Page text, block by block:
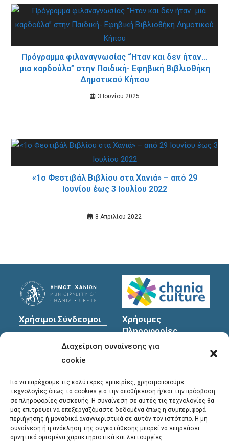
Διαχείριση συναίνεσης για
cookie
Για να παρέχουμε τις καλύτερες εμπειρίες, χρησιμοποιούμε
τεχνολογίες όπως τα cookies για την αποθήκευση ή/και την πρόσβαση
σε πληροφορίες συσκευής. Η συναίνεση σε αυτές τις τεχνολογίες θα
μας επιτρέψει να επεξεργαζόμαστε δεδομένα όπως η συμπεριφορά
περιήγησης ή μοναδικά αναγνωριστικά σε αυτόν τον ιστότοπο. Η μη
συναίνεση ή η ανάκληση της συγκατάθεσης μπορεί να επηρεάσει
αρνητικά ορισμένα χαρακτηριστικά και λειτουργίες.
Πρόγραμμα φιλαναγνωσίας “Ήταν και δεν ήταν…
μια καρδούλα” στην Παιδική- Εφηβική Βιβλιοθήκη
Δημοτικού Κήπου
3 Ιουνίου 2025
«1ο Φεστιβάλ Βιβλίου στα Χανιά» – από 29
Ιουνίου έως 3 Ιουλίου 2022
8 Απριλίου 2022
Χρήσιμοι Σύνδεσμοι
Προσωπικών
Χρήσιμες
Πληροφορίες
Διεύθυνση
Χανιά, 731 35
Τηλέφωνα
επικοινωνίας:
28213 41661
28213